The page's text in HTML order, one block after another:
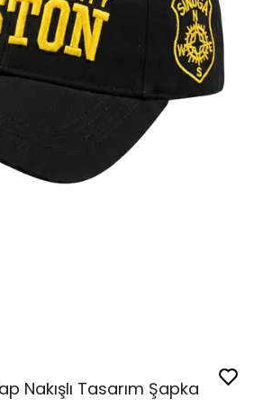
Nakışlı Tasarım Şapka